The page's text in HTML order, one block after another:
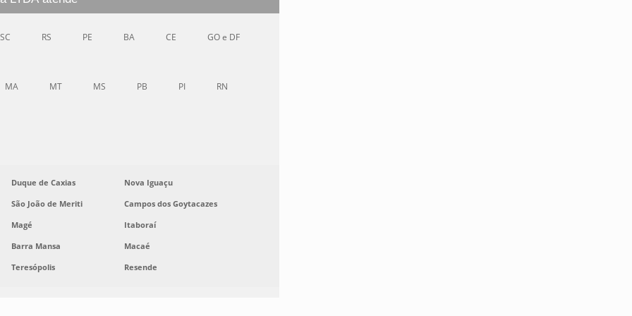
SC RS PE BA CE GO e DF
MA MT MS PB PI RN
Duque de Caxias
Nova Iguaçu
São João de Meriti
Campos dos Goytacazes
Magé
Itaboraí
Barra Mansa
Macaé
Teresópolis
Resende